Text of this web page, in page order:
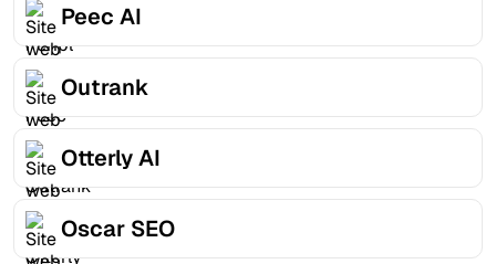
Peec AI
Outrank
Otterly AI
Oscar SEO